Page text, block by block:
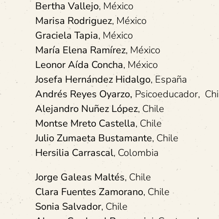
Bertha Vallejo, México
Marisa Rodriguez, México
Graciela Tapia, México
María Elena Ramírez, México
Leonor Aída Concha, México
Josefa Hernández Hidalgo, España
Andrés Reyes Oyarzo, Psicoeducador,
Alejandro Nuñez López, Chile
Montse Mreto Castella, Chile
Julio Zumaeta Bustamante, Chile
Hersilia Carrascal, Colombia
Jorge Galeas Maltés, Chile
Clara Fuentes Zamorano, Chile
Sonia Salvador, Chile